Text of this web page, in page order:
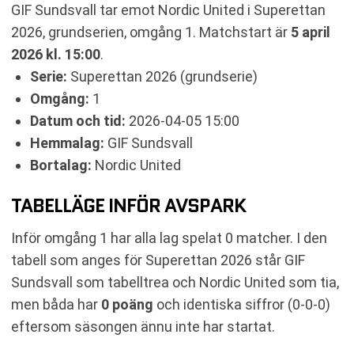
RELATERADE NYHETER
GIF Sundsvall tar emot Nordic United i Superettan
2026, grundserien, omgång 1. Matchstart är 5 april
2026 kl. 15:00.
Serie: Superettan 2026 (grundserie)
Omgång: 1
Datum och tid: 2026-04-05 15:00
Hemmalag: GIF Sundsvall
Bortalag: Nordic United
TABELLÄGE INFÖR AVSPARK
Inför omgång 1 har alla lag spelat 0 matcher. I den
tabell som anges för Superettan 2026 står GIF
Sundsvall som tabelltrea och Nordic United som tia,
men båda har 0 poäng och identiska siffror (0-0-0)
eftersom säsongen ännu inte har startat.